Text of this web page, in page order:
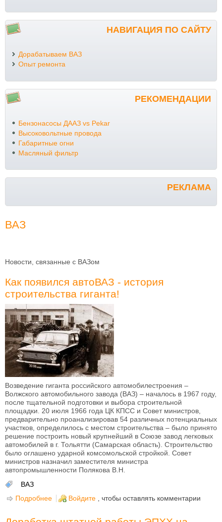
НАВИГАЦИЯ ПО САЙТУ
Дорабатываем ВАЗ
Опыт ремонта
РЕКОМЕНДАЦИИ
Бензонасосы ДААЗ vs Pekar
Высоковольтные провода
Габаритные огни
Масляный фильтр
РЕКЛАМА
ВАЗ
Новости, связанные с ВАЗом
Как появился автоВАЗ - история
строительства гиганта!
Возведение гиганта российского автомобилестроения –
Волжского автомобильного завода (ВАЗ) – началось в 1967 году,
после тщательной подготовки и выбора строительной
площадки. 20 июля 1966 года ЦК КПСС и Совет министров,
предварительно проанализировав 54 различных потенциальных
участков, определилось с местом строительства – было принято
решение построить новый крупнейший в Союзе завод легковых
автомобилей в г. Тольятти (Самарская область). Строительство
было оглашено ударной комсомольской стройкой. Совет
министров назначил заместителя министра
автопромышленности Полякова В.Н.
ВАЗ
Подробнее о Как появился автоВАЗ - история строительства
Войдите , чтобы оставлять комментарии